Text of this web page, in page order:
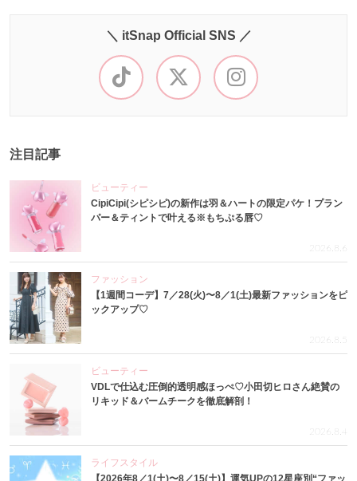
＼ itSnap Official SNS ／
注目記事
ビューティー
CipiCipi(シピシピ)の新作は羽＆ハートの限定パケ！プラン
パー＆ティントで叶える※もちぷる唇♡
2026.8.6
ファッション
【1週間コーデ】7／28(火)〜8／1(土)最新ファッションをピ
ックアップ♡
2026.8.5
ビューティー
VDLで仕込む圧倒的透明感ほっぺ♡小田切ヒロさん絶賛の
リキッド＆バームチークを徹底解剖！
2026.8.4
ライフスタイル
【2026年8／1(土)〜8／15(土)】運気UPの12星座別“ファッ